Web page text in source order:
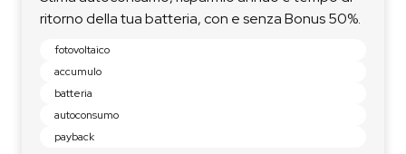
ritorno della tua batteria, con e senza Bonus 50%.
fotovoltaico
accumulo
batteria
autoconsumo
payback